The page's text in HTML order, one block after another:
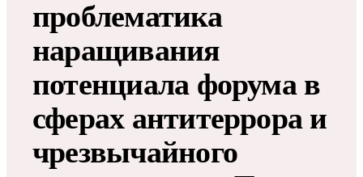
проблематика
наращивания
потенциала форума в
сферах антитеррора и
чрезвычайного